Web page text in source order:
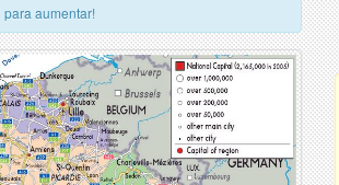
aumentar!